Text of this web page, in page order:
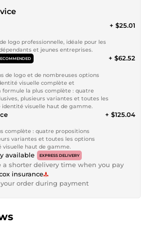
logo professionnelle, idéale pour les
et jeunes entreprises.
+ $25.01
de logo et de nombreuses options
visuelle complète et
formule la plus complète : quatre
plusieurs variantes et toutes les
identité visuelle haut de gamme.
+ $62.52
complète : quatre propositions
variantes et toutes les options
visuelle haut de gamme.
+ $125.04
available EXPRESS DELIVERY
a shorter delivery time when you pay
insurance
order during payment